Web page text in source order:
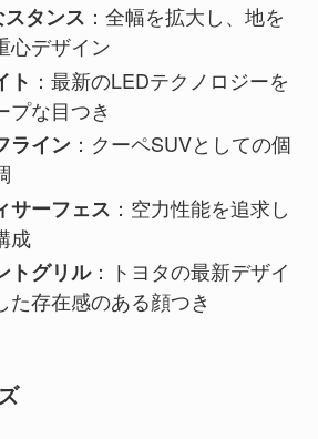
タンス ：全幅を拡大し、地を
心デザイン
ト ：最新のLEDテクノロジーを
プな目つき
ライン：クーペSUVとしての個
サーフェス ：空力性能を追求し
成
トグリル：トヨタの最新デザイ
た存在感のある顔つき